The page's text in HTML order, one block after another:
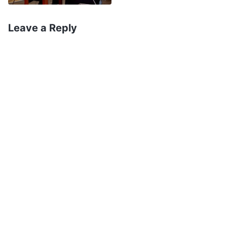
tinha humanidade ruim. Eu sabia, também, que
Leave a Reply